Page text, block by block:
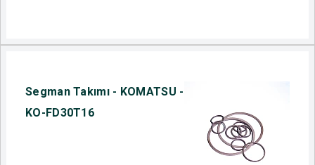
Segman Takımı - KOMATSU -
KO-FD30T16